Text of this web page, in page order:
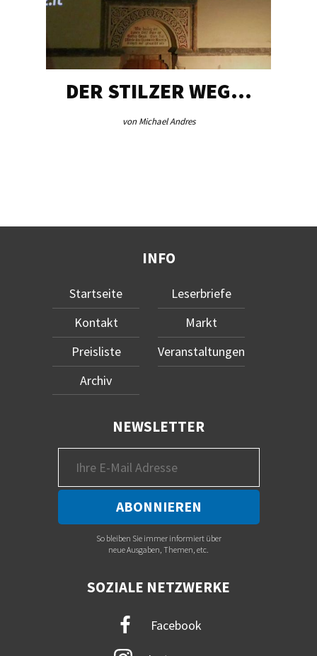
DER STILZER WEG…
von Michael Andres
INFO
Startseite
Kontakt
Preisliste
Archiv
Leserbriefe
Markt
Veranstaltungen
NEWSLETTER
So bleiben Sie immer informiert über
neue Ausgaben, Themen, etc.
SOZIALE NETZWERKE
Facebook